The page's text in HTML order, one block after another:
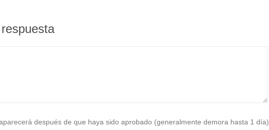
después de que haya sido aprobado (generalmente demora hasta 1 día).